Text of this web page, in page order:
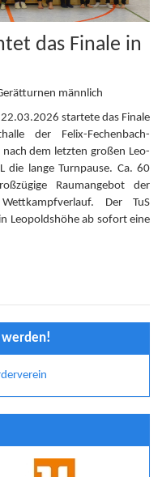
das Finale in
männlich
startete das Finale
der Felix-Fechenbach-
dem letzten großen Leo-
die lange Turnpause. Ca. 60
Raumangebot der
Der TuS
Leopoldshöhe ab sofort eine